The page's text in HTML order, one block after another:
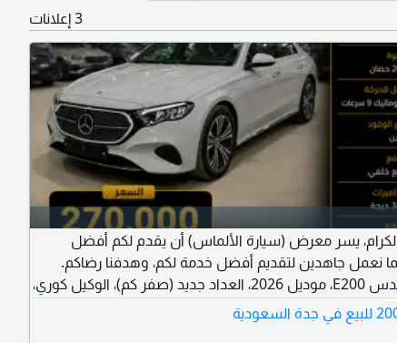
3 إعلانات
الكرام، يسر معرض (سيارة الألماس) أن يقدم لكم أفضل
نعمل جاهدين لتقديم أفضل خدمة لكم، وهدفنا رضاكم.
النوع: مرسيدس E200، موديل 2026، العداد جديد (صفر كم)، الوكيل كوري،
حي الجوهرة، معارض السيارات. أوقات الدوام الرسمي من
من الساعة 9 صباحاً حتى 11 مساءً.